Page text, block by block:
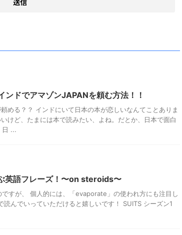
ンドでアマゾンJAPANを頼む方法！！
める？？ インドにいて日本の本が恋しいなんてことありま
けど、たまには本で読みたい、よね。だとか、日本で面白
日 ...
英語フレーズ！〜on steroids〜
すが、 個人的には、「evaporate」の使われ方にも注目し
読んでいっていただけると嬉しいです！ SUITS シーズン1